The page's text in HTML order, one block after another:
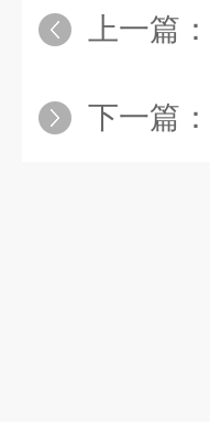
上一篇：
下一篇：